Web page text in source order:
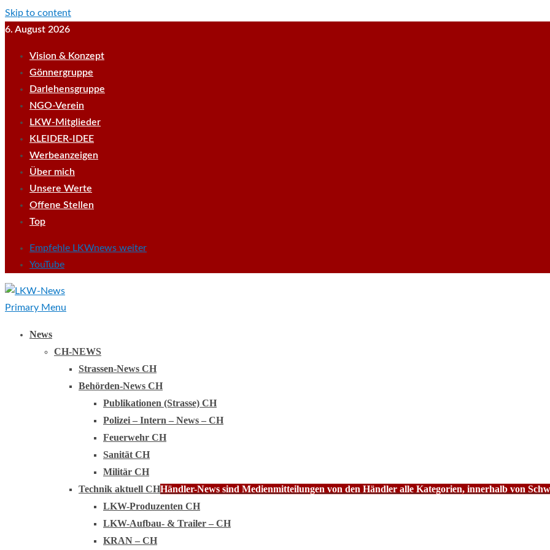
Skip to content
6. August 2026
Vision & Konzept
Gönnergruppe
Darlehensgruppe
NGO-Verein
LKW-Mitglieder
KLEIDER-IDEE
Werbeanzeigen
Über mich
Unsere Werte
Offene Stellen
Top
Empfehle LKWnews weiter
YouTube
Primary Menu
News
CH-NEWS
Strassen-News CH
Behörden-News CH
Publikationen (Strasse) CH
Polizei – Intern – News – CH
Feuerwehr CH
Sanität CH
Militär CH
Technik aktuell CHHändler-News sind Medienmitteilungen von den Händler alle Kategorien, innerhalb von
LKW-Produzenten CH
LKW-Aufbau- & Trailer – CH
KRAN – CH